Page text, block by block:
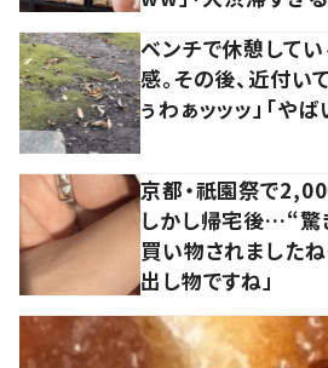
ベンチで休憩して
感。その後、近付
ぅわぁッッッ」「や
京都・祇園祭で
しかし帰宅後…“驚
買い物されましたね
出し物ですね」